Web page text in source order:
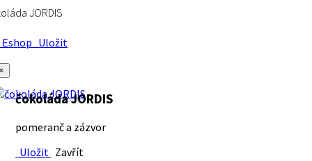
JORDIS
Uložit
čokoláda JORDIS
pomeranč a zázvor
Uložit Zavřít